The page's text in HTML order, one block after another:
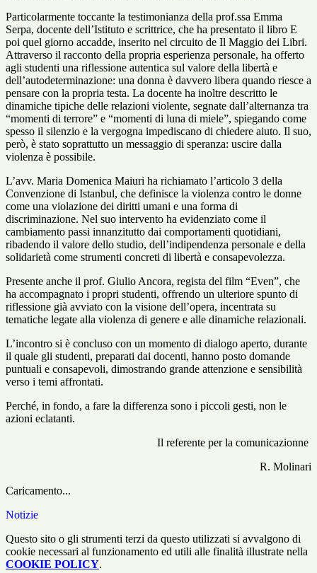
Particolarmente toccante la testimonianza della prof.ssa Emma
Serpa, docente dell’Istituto e scrittrice, che ha presentato il libro E
poi quel giorno accadde, inserito nel circuito de Il Maggio dei Libri.
Attraverso il racconto della propria esperienza personale, ha offerto
agli studenti una riflessione autentica sul valore della libertà e
dell’autodeterminazione: una donna è davvero libera quando riesce a
pensare con la propria testa. La docente ha inoltre descritto le
dinamiche tipiche delle relazioni violente, segnate dall’alternanza tra
“momenti di terrore” e “momenti di luna di miele”, spiegando come
spesso il silenzio e la vergogna impediscano di chiedere aiuto. Il suo,
però, è stato soprattutto un messaggio di speranza: uscire dalla
violenza è possibile.
L’avv. Maria Domenica Maiuri ha richiamato l’articolo 3 della
Convenzione di Istanbul, che definisce la violenza contro le donne
come una violazione dei diritti umani e una forma di
discriminazione. Nel suo intervento ha evidenziato come il
cambiamento passi innanzitutto dai comportamenti quotidiani,
ribadendo il valore dello studio, dell’indipendenza personale e della
solidarietà come strumenti concreti di libertà e consapevolezza.
Presente anche il prof. Giulio Ancora, regista del film “Even”, che
ha accompagnato i propri studenti, offrendo un ulteriore spunto di
riflessione già avviato con la visione dell’opera, incentrata su
tematiche legate alla violenza di genere e alle dinamiche relazionali.
L’incontro si è concluso con un momento di dialogo aperto, durante
il quale gli studenti, preparati dai docenti, hanno posto domande
puntuali e consapevoli, dimostrando grande attenzione e sensibilità
verso i temi affrontati.
Perché, in fondo, a fare la differenza sono i piccoli gesti, non le
azioni eclatanti.
Il referente per la comunicazionne
R. Molinari
Caricamento...
Notizie
Questo sito o gli strumenti terzi da questo utilizzati si avvalgono di
cookie necessari al funzionamento ed utili alle finalità illustrate nella
COOKIE POLICY.